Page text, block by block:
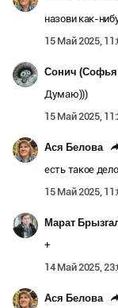
назови как-
15 Май 2025,
Сонич
Думаю)))
15 Май 2025,
Ася Белова
есть такое
15 Май 2025,
Марат
+
14 Май 2025,
Ася Белова